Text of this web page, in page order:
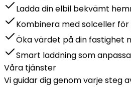
Ladda din elbil bekvämt
Kombinera med solceller
Öka värdet på din fastighet
Smart laddning som
Våra tjänster
Vi guidar dig genom varje steg